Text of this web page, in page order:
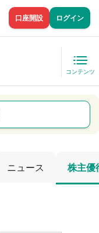
口座開設 ログイン
コンテンツ
ニュース 株主優